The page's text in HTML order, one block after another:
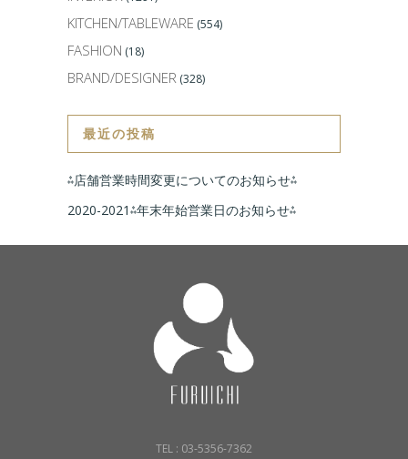
KITCHEN/TABLEWARE (554)
FASHION (18)
BRAND/DESIGNER (328)
最近の投稿
⁂店舗営業時間変更についてのお知らせ⁂
2020-2021⁂年末年始営業日のお知らせ⁂
TEL : 03-5356-7362